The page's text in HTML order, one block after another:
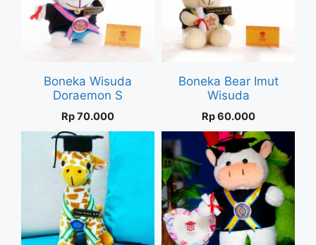
Boneka Wisuda
Doraemon S
Rp70.000
Boneka Bear Imut
Wisuda
Rp60.000